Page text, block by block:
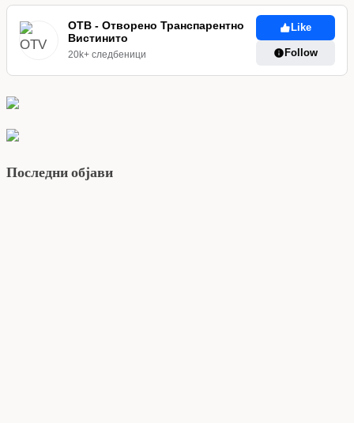
ОТВ - Отворено Транспарентно
Вистинито
20k+ следбеници
Like
Follow
Последни објави